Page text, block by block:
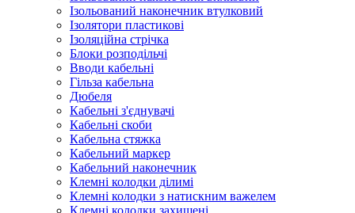
Ізольований наконечник втулковий
Ізолятори пластикові
Ізоляційна стрічка
Блоки розподільчі
Вводи кабельні
Гільза кабельна
Дюбеля
Кабельнi з'єднувачi
Кабельні скоби
Кабельна стяжка
Кабельний маркер
Кабельний наконечник
Клемні колодки ділимі
Клемні колодки з натискним важелем
Клемні колодки захищені